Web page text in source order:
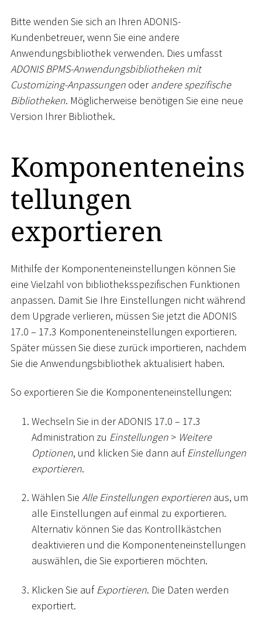
Bitte wenden Sie sich an Ihren ADONIS-
Kundenbetreuer, wenn Sie eine andere
Anwendungsbibliothek verwenden. Dies umfasst
ADONIS BPMS-Anwendungsbibliotheken mit
Customizing-Anpassungen oderandere spezifische
Bibliotheken. Möglicherweise benötigen Sie eine neue
Version Ihrer Bibliothek.
Komponenteneins
tellungen
exportieren
Mithilfe der Komponenteneinstellungen können Sie
eine Vielzahl von bibliotheksspezifischen Funktionen
anpassen. Damit Sie Ihre Einstellungen nicht während
dem Upgrade verlieren, müssen Sie jetzt die ADONIS
17.0 – 17.3 Komponenteneinstellungen exportieren.
Später müssen Sie diese zurück importieren, nachdem
Sie die Anwendungsbibliothek aktualisiert haben.
So exportieren Sie die Komponenteneinstellungen:
Wechseln Sie in der ADONIS 17.0 – 17.3
Administration zu Einstellungen > Weitere
Optionen, und klicken Sie dann auf Einstellungen
exportieren.
Wählen Sie Alle Einstellungen exportieren aus, um
alle Einstellungen auf einmal zu exportieren.
Alternativ können Sie das Kontrollkästchen
deaktivieren und die Komponenteneinstellungen
auswählen, die Sie exportieren möchten.
Klicken Sie auf Exportieren. Die Daten werden
exportiert.